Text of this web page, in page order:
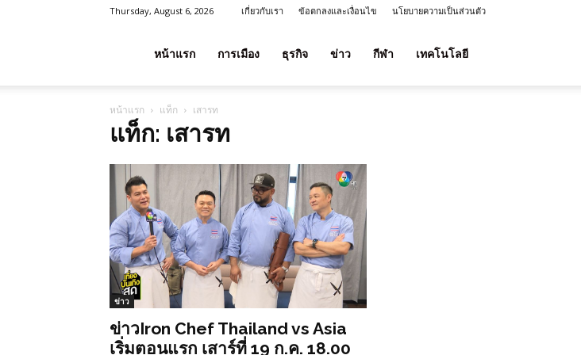
Thursday, August 6, 2026 เกี่ยวกับเรา ข้อตกลงและเงื่อนไข นโยบายความเป็นส่วนตัว
ลาภ
ประเทศไทย
หน้าแรก การเมือง ธุรกิจ ข่าว กีฬา เทคโนโลยี
หน้าแรก แท็ก เสารท
แท็ก: เสารท
ข่าว
ข่าวIron Chef Thailand vs Asia
เริ่มตอนแรก เสาร์ที่ 19 ก.ค. 18.00